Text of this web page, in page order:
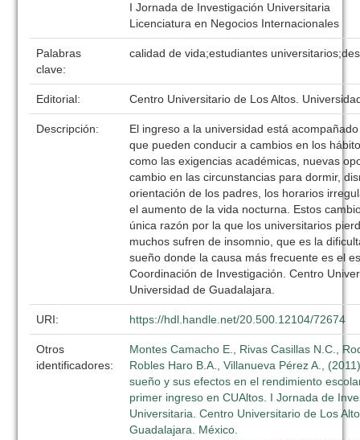
I Jornada de Investigación Universitaria
Licenciatura en Negocios Internacionales
Palabras
clave:
calidad de vida;estudiantes
Editorial: Centro Universitario de Los Altos.
Descripción:
El ingreso a la universidad está
que pueden conducir a cambios en los
como las exigencias académicas, nuevas
cambio en las circunstancias para dormir,
orientación de los padres, los horarios
el aumento de la vida nocturna. Estos
única razón por la que los universitarios
muchos sufren de insomnio, que es la
sueño donde la causa más frecuente es el
Coordinación de Investigación. Centro
Universidad de Guadalajara.
URI: https://hdl.handle.net/20.500.12104/72674
Otros
identificadores:
Montes Camacho E., Rivas Casillas N.C.,
Robles Haro B.A., Villanueva Pérez A.,
sueño y sus efectos en el rendimiento
primer ingreso en CUAltos. I Jornada de
Universitaria. Centro Universitario de Los
Guadalajara. México.